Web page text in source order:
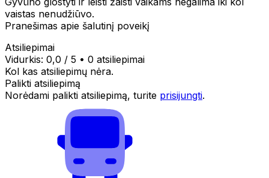
vaistas nenudžiūvo.
Pranešimas apie šalutinį poveikį
Atsiliepimai
Vidurkis: 0,0 / 5 • 0 atsiliepimai
Kol kas atsiliepimų nėra.
Palikti atsiliepimą
Norėdami palikti atsiliepimą, turite prisijungti.